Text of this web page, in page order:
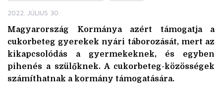
2022. JÚLIUS 30.
Magyarország Kormánya azért támogatja a
cukorbeteg gyerekek nyári táborozását, mert az
kikapcsolódás a gyermekeknek, és egyben
pihenés a szülőknek. A cukorbeteg-közösségek
számíthatnak a kormány támogatására.